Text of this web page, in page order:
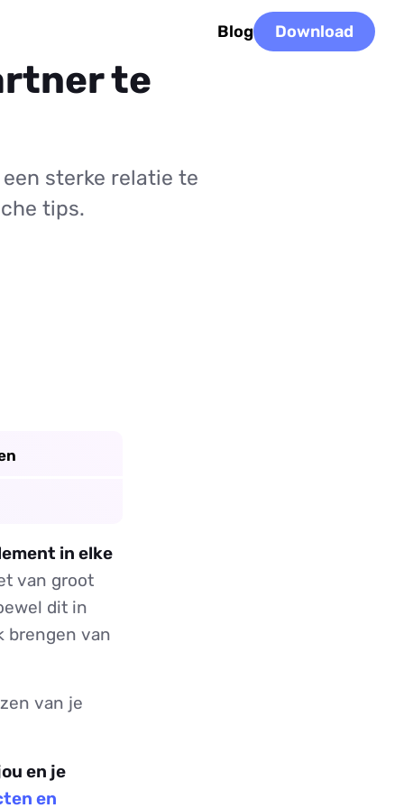
Blog Download
te
sterke relatie te
tips.
in elke
van groot
dit in
brengen van
van je
en je
en